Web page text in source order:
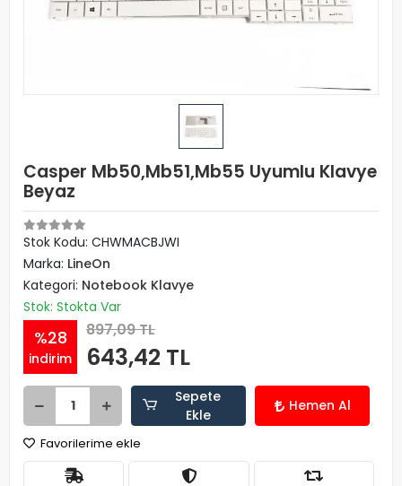
Casper Mb50,Mb51,Mb55 Uyumlu Klavye
Beyaz
Stok Kodu: CHWMACBJWI
Marka: LineOn
Kategori: Notebook Klavye
Stok: Stokta Var
%28
indirim
897,09 TL
643,42 TL
Sepete
Ekle
Hemen Al
Favorilerime ekle